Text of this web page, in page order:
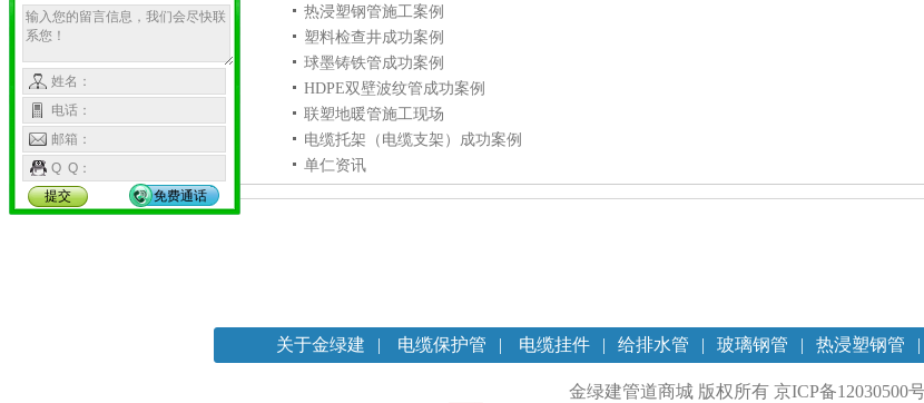
热浸塑钢管施工案例
塑料检查井成功案例
球墨铸铁管成功案例
HDPE双壁波纹管成功案例
联塑地暖管施工现场
电缆托架（电缆支架）成功案例
单仁资讯
关于金绿建 | 电缆保护管 | 电缆挂件 | 给排水管 | 玻璃钢管 | 热浸塑钢管 |
金绿建管道商城 版权所有 京ICP备12030500
姓名：
电话：
邮箱：
Q Q：
提交
免费通话